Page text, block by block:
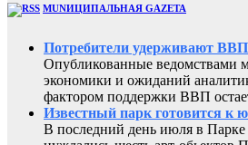
MUNИЦИПАЛЬНАЯ GAZЕТА
Потребители удерживают ВВП
Опубликованные ведомствами
экономики и ожиданий
фактором поддержки ВВП
Известный парк готовится к
В последний день июля в